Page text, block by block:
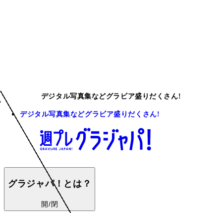
デジタル写真集などグラビア盛りだくさん!
デジタル写真集などグラビア盛りだくさん!
グラジャパ！とは？
開/閉